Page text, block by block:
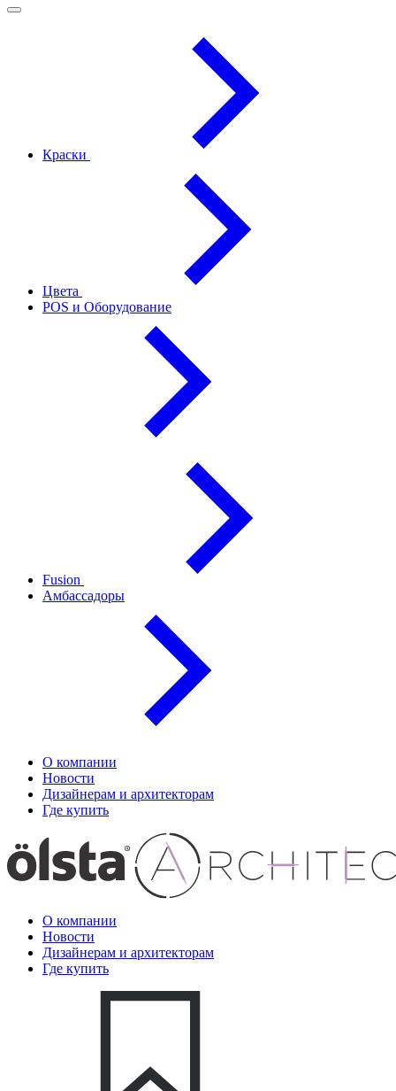
Краски
Цвета
POS и Оборудование
Fusion
Амбассадоры
О компании
Новости
Дизайнерам и архитекторам
Где купить
О компании
Новости
Дизайнерам и архитекторам
Где купить